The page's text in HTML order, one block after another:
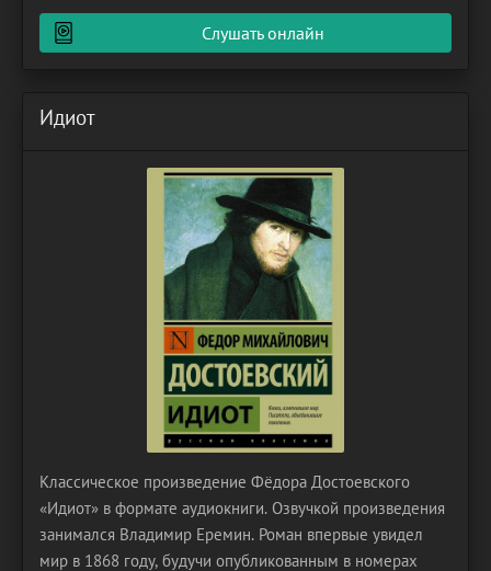
подобрать доброе слово. Чичиков льстит чиновникам,
задабривает
Слушать онлайн
Идиот
Классическое произведение Фёдора Достоевского
«Идиот» в формате аудиокниги. Озвучкой произведения
занимался Владимир Еремин. Роман впервые увидел
мир в 1868 году, будучи опубликованным в номерах